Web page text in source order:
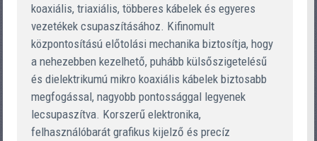
koaxiális, triaxiális, többeres kábelek és egyeres
vezetékek csupaszításához. Kifinomult
központosítású előtolási mechanika biztosítja, hogy
a nehezebben kezelhető, puhább külsőszigetelésű
és dielektrikumú mikro koaxiális kábelek biztosabb
megfogással, nagyobb pontossággal legyenek
lecsupaszítva. Korszerű elektronika,
felhasználóbarát grafikus kijelző és precíz